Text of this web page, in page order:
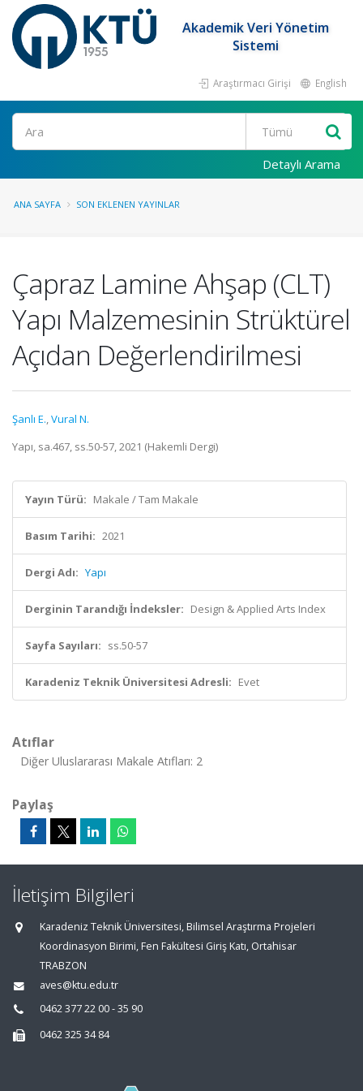
Akademik Veri Yönetim
Sistemi
Araştırmacı Girişi English
Ara
Detaylı Arama
ANA SAYFA SON EKLENEN YAYINLAR
Çapraz Lamine Ahşap (CLT)
Yapı Malzemesinin Strüktürel
Açıdan Değerlendirilmesi
Şanlı E.,Vural N.
Yapı, sa.467, ss.50-57, 2021 (Hakemli Dergi)
Yayın Türü: Makale / Tam Makale
Basım Tarihi: 2021
Dergi Adı: Yapı
Derginin Tarandığı İndeksler: Design & Applied Arts Index
Sayfa Sayıları: ss.50-57
Karadeniz Teknik Üniversitesi Adresli: Evet
Atıflar
Diğer Uluslararası Makale Atıfları: 2
Paylaş
İletişim Bilgileri
Karadeniz Teknik Üniversitesi, Bilimsel Araştırma Projeleri
Koordinasyon Birimi, Fen Fakültesi Giriş Katı, Ortahisar
TRABZON
aves@ktu.edu.tr
0462 377 22 00 - 35 90
0462 325 34 84